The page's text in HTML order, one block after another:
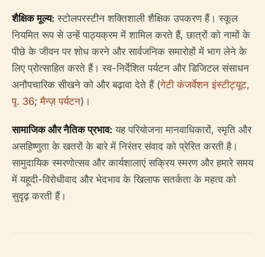
शैक्षिक मूल्य: स्टोलपरस्टीन शक्तिशाली शैक्षिक उपकरण हैं। स्कूल
नियमित रूप से उन्हें पाठ्यक्रम में शामिल करते हैं, छात्रों को नामों के
पीछे के जीवन पर शोध करने और सार्वजनिक समारोहों में भाग लेने के
लिए प्रोत्साहित करते हैं। स्व-निर्देशित पर्यटन और डिजिटल संसाधन
अनौपचारिक सीखने को और बढ़ावा देते हैं (गेटी कंजर्वेशन इंस्टीट्यूट,
पृ. 36;मैन्ज़ पर्यटन)।
सामाजिक और नैतिक प्रभाव: यह परियोजना मानवाधिकारों, स्मृति और
असहिष्णुता के खतरों के बारे में निरंतर संवाद को प्रेरित करती है।
सामुदायिक स्मरणोत्सव और कार्यशालाएं सक्रिय स्मरण और हमारे समय
में यहूदी-विरोधीवाद और भेदभाव के खिलाफ सतर्कता के महत्व को
सुदृढ़ करती हैं।